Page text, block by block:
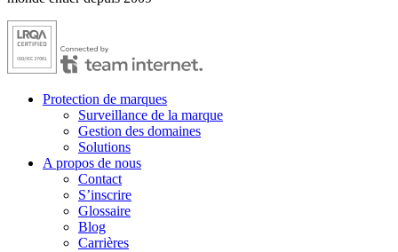
Protection de marques
Surveillance de la marque
Gestion des domaines
Solutions
A propos de nous
Contact
S’inscrire
Glossaire
Blog
Carrières